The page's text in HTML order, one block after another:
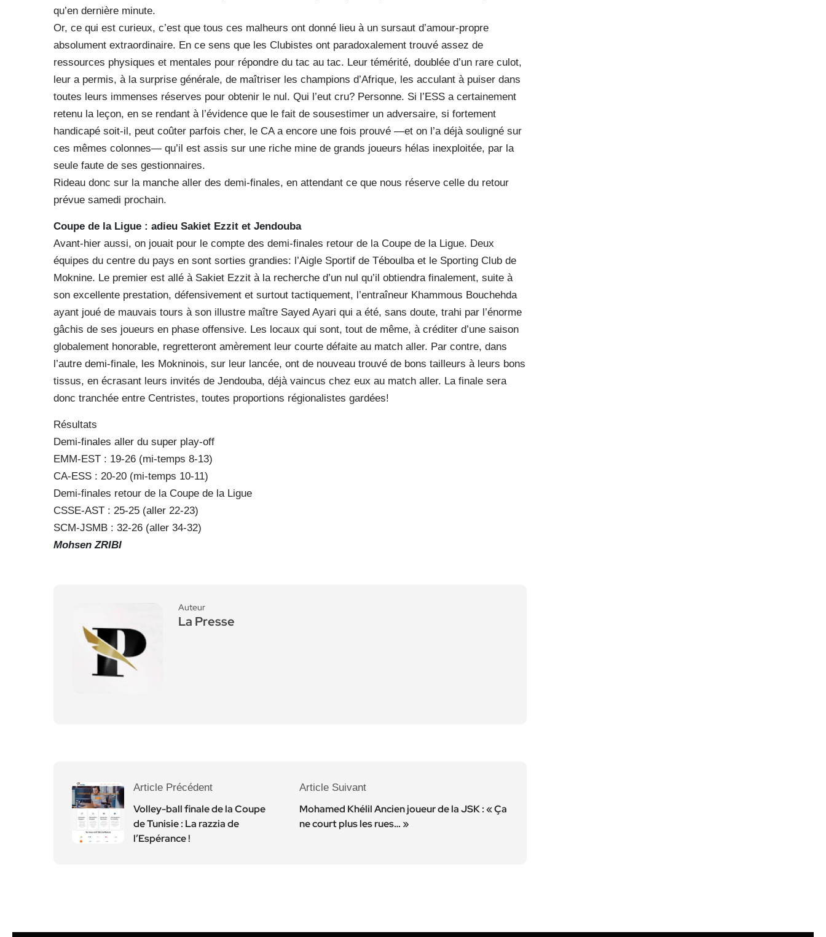
qu’en dernière minute.
Or, ce qui est curieux, c’est que tous ces malheurs ont donné lieu à un sursaut d’amour-propre
absolument extraordinaire. En ce sens que les Clubistes ont paradoxalement trouvé assez de
ressources physiques et mentales pour répondre du tac au tac. Leur témérité, doublée d’un rare culot,
leur a permis, à la surprise générale, de maîtriser les champions d’Afrique, les acculant à puiser dans
toutes leurs immenses réserves pour obtenir le nul. Qui l’eut cru? Personne. Si l’ESS a certainement
retenu la leçon, en se rendant à l’évidence que le fait de sousestimer un adversaire, si fortement
handicapé soit-il, peut coûter parfois cher, le CA a encore une fois prouvé —et on l’a déjà souligné sur
ces mêmes colonnes— qu’il est assis sur une riche mine de grands joueurs hélas inexploitée, par la
seule faute de ses gestionnaires.
Rideau donc sur la manche aller des demi-finales, en attendant ce que nous réserve celle du retour
prévue samedi prochain.
Coupe de la Ligue : adieu Sakiet Ezzit et Jendouba
Avant-hier aussi, on jouait pour le compte des demi-finales retour de la Coupe de la Ligue. Deux
équipes du centre du pays en sont sorties grandies: l’Aigle Sportif de Téboulba et le Sporting Club de
Moknine. Le premier est allé à Sakiet Ezzit à la recherche d’un nul qu’il obtiendra finalement, suite à
son excellente prestation, défensivement et surtout tactiquement, l’entraîneur Khammous Bouchehda
ayant joué de mauvais tours à son illustre maître Sayed Ayari qui a été, sans doute, trahi par l’énorme
gâchis de ses joueurs en phase offensive. Les locaux qui sont, tout de même, à créditer d’une saison
globalement honorable, regretteront amèrement leur courte défaite au match aller. Par contre, dans
l’autre demi-finale, les Mokninois, sur leur lancée, ont de nouveau trouvé de bons tailleurs à leurs bons
tissus, en écrasant leurs invités de Jendouba, déjà vaincus chez eux au match aller. La finale sera
donc tranchée entre Centristes, toutes proportions régionalistes gardées!
Résultats
Demi-finales aller du super play-off
EMM-EST : 19-26 (mi-temps 8-13)
CA-ESS : 20-20 (mi-temps 10-11)
Demi-finales retour de la Coupe de la Ligue
CSSE-AST : 25-25 (aller 22-23)
SCM-JSMB : 32-26 (aller 34-32)
Mohsen ZRIBI
Auteur
La Presse
Article Précédent
Volley-ball finale de la Coupe
de Tunisie : La razzia de
l’Espérance !
Article Suivant
Mohamed Khélil Ancien joueur de la JSK : « Ça
ne court plus les rues… »